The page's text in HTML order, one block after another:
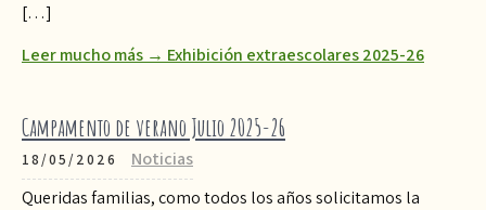
[…]
Leer mucho más → Exhibición extraescolares 2025-26
Campamento de verano Julio 2025-26
18/05/2026
Noticias
Queridas familias, como todos los años solicitamos la